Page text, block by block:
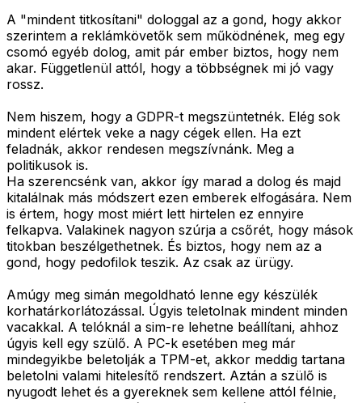
A "mindent titkosítani" dologgal az a gond, hogy akkor
szerintem a reklámkövetők sem működnének, meg egy
csomó egyéb dolog, amit pár ember biztos, hogy nem
akar. Függetlenül attól, hogy a többségnek mi jó vagy
rossz.
Nem hiszem, hogy a GDPR-t megszüntetnék. Elég sok
mindent elértek veke a nagy cégek ellen. Ha ezt
feladnák, akkor rendesen megszívnánk. Meg a
politikusok is.
Ha szerencsénk van, akkor így marad a dolog és majd
kitalálnak más módszert ezen emberek elfogására. Nem
is értem, hogy most miért lett hirtelen ez ennyire
felkapva. Valakinek nagyon szúrja a csőrét, hogy mások
titokban beszélgethetnek. És biztos, hogy nem az a
gond, hogy pedofilok teszik. Az csak az ürügy.
Amúgy meg simán megoldható lenne egy készülék
korhatárkorlátozással. Úgyis teletolnak mindent minden
vacakkal. A telóknál a sim-re lehetne beállítani, ahhoz
úgyis kell egy szülő. A PC-k esetében meg már
mindegyikbe beletolják a TPM-et, akkor meddig tartana
beletolni valami hitelesítő rendszert. Aztán a szülő is
nyugodt lehet és a gyereknek sem kellene attól félnie,